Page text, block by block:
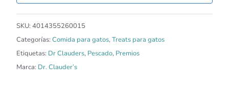
SKU: 4014355260015
Categorías: Comida para gatos,Treats para gatos
Etiquetas: Dr Clauders, Pescado, Premios
Marca: Dr. Clauder’s